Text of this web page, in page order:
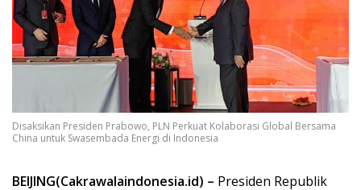
Disaksikan Presiden Prabowo, PLN Perkuat Kolaborasi Global Bersama
China untuk Swasembada Energi di Indonesia
BEIJING(Cakrawalaindonesia.id) – Presiden Republik